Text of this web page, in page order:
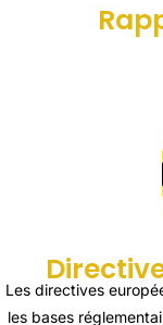
Les directives
les bases